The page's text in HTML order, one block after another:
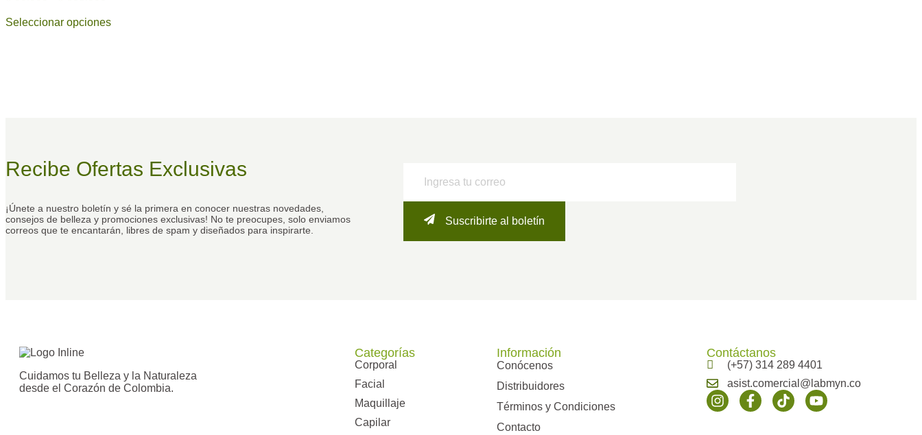
Seleccionar opciones
Recibe Ofertas Exclusivas
¡Únete a nuestro boletín y sé la primera en conocer nuestras novedades,
consejos de belleza y promociones exclusivas! No te preocupes, solo enviamos
correos que te encantarán, libres de spam y diseñados para inspirarte.
Suscribirte al boletín
Cuidamos tu Belleza y la Naturaleza
desde el Corazón de Colombia.
Categorías
Corporal
Facial
Maquillaje
Capilar
Información
Conócenos
Distribuidores
Términos y Condiciones
Contacto
Contáctanos
(+57) 314 289 4401
asist.comercial@labmyn.co